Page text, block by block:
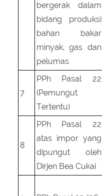
bergerak dalam
bidang produksi
bahan bakar
minyak, gas dan
pelumas
7
PPh Pasal 22
(Pemungut
Tertentu)
8
PPh Pasal 22
atas impor yang
dipungut oleh
Dirjen Bea Cukai